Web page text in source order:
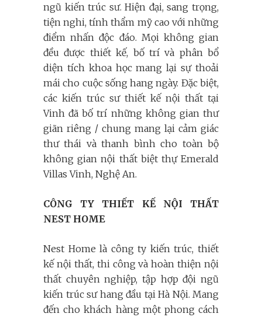
ngũ kiến trúc sư. Hiện đại, sang trọng,
tiện nghi, tính thẩm mỹ cao với những
điểm nhấn độc đáo. Mọi không gian
đều được thiết kế, bố trí và phân bổ
diện tích khoa học mang lại sự thoải
mái cho cuộc sống hang ngày. Đặc biệt,
các kiến trúc sư thiết kế nội thất tại
Vinh đã bố trí những không gian thư
giãn riêng / chung mang lại cảm giác
thư thái và thanh bình cho toàn bộ
không gian nội thất biệt thự Emerald
Villas Vinh, Nghệ An.
CÔNG TY THIẾT KẾ NỘI THẤT
NEST HOME
Nest Home là công ty kiến trúc, thiết
kế nội thất, thi công và hoàn thiện nội
thất chuyên nghiệp, tập hợp đội ngũ
kiến trúc sư hang đầu tại Hà Nội. Mang
đến cho khách hàng một phong cách